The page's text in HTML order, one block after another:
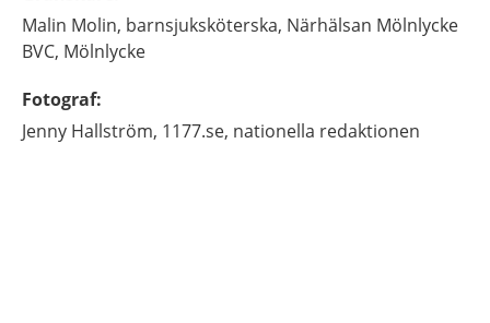
Malin Molin, barnsjuksköterska, Närhälsan Mölnlycke
BVC, Mölnlycke
Fotograf:
Jenny Hallström, 1177.se, nationella redaktionen